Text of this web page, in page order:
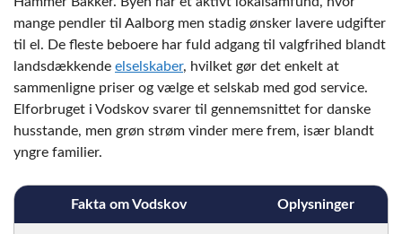
mange pendler til Aalborg men stadig ønsker lavere udgifter
til el. De fleste beboere har fuld adgang til valgfrihed blandt
landsdækkende elselskaber, hvilket gør det enkelt at
sammenligne priser og vælge et selskab med god service.
Elforbruget i Vodskov svarer til gennemsnittet for danske
husstande, men grøn strøm vinder mere frem, især blandt
yngre familier.
Fakta om Vodskov Oplysninger